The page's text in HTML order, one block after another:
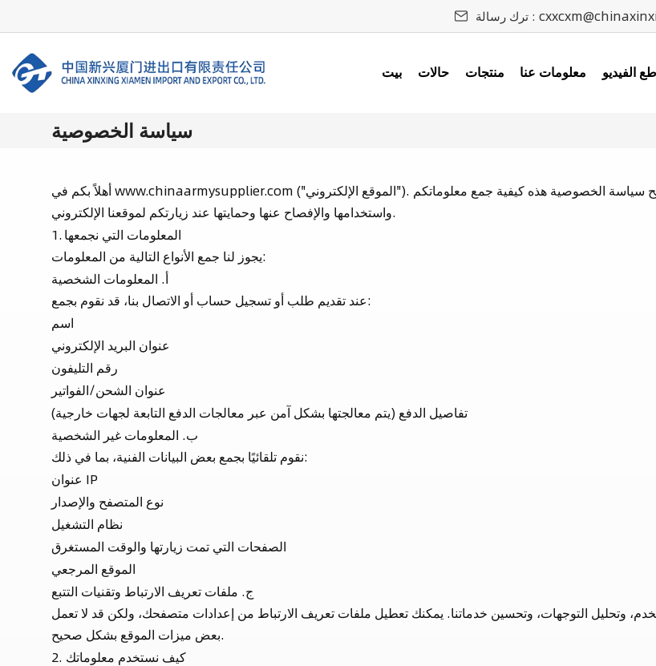
ترك رسالة :
بيت حالات منتجات معلومات عنا الفيديو
سياسة الخصوصية
أهلاً بكم في www.chinaarmysupplier.com ("الموقع الإلكتروني"). نحن نحترم خصوصيتكم ونلتزم بحماية بياناتكم الشخصية. توضح سياسة الخصوصية هذه كيفية جمع معلوماتكم
واستخدامها والإفصاح عنها وحمايتها عند زيارتكم لموقعنا الإلكتروني.
1. المعلومات التي نجمعها
يجوز لنا جمع الأنواع التالية من المعلومات:
أ. المعلومات الشخصية
عند تقديم طلب أو تسجيل حساب أو الاتصال بنا، قد نقوم بجمع:
اسم
عنوان البريد الإلكتروني
رقم التليفون
عنوان الشحن/الفواتير
تفاصيل الدفع (يتم معالجتها بشكل آمن عبر معالجات الدفع التابعة لجهات خارجية)
ب. المعلومات غير الشخصية
نقوم تلقائيًا بجمع بعض البيانات الفنية، بما في ذلك:
عنوان IP
نوع المتصفح والإصدار
نظام التشغيل
الصفحات التي تمت زيارتها والوقت المستغرق
الموقع المرجعي
ج. ملفات تعريف الارتباط وتقنيات التتبع
وتحليل التوجهات، وتحسين خدماتنا. يمكنك تعطيل ملفات تعريف الارتباط من إعدادات متصفحك، ولكن قد لا تعمل
بعض ميزات الموقع بشكل صحيح.
2. كيف نستخدم معلوماتك